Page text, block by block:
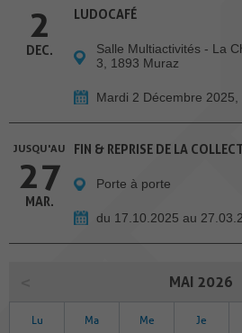
2
DEC.
LUDOCAFÉ
Salle Multiactivités - La
3, 1893 Muraz
Mardi 2 Décembre 2025,
JUSQU'AU
27
MAR.
FIN & REPRISE DE LA
Porte à porte
du 17.10.2025 au
MAI 2026
Lu Ma Me Je